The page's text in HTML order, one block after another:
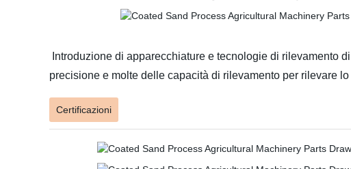
Introduzione di apparecchiature e tecnologie di rilevamento
precisione e molte delle capacità di rilevamento per rilevare
Certificazioni